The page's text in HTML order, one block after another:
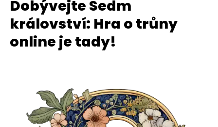
Dobývejte Sedm
království: Hra o trůny
online je tady!